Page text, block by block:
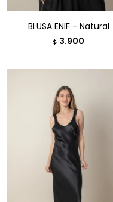
BLUSA ENIF - Natural
$ 3.900